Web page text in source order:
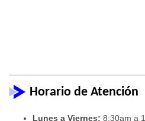
Horario de Atención
Lunes a Viernes: 8:30am a